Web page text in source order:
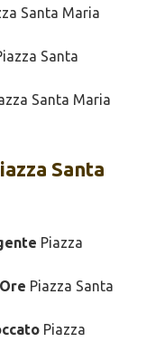
Santa Maria
Santa
Santa Maria
Santa
Piazza
Piazza Santa
Piazza